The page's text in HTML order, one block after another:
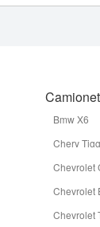
Bmw X6
Chery
Chevrolet
Chevrolet
Chevrolet